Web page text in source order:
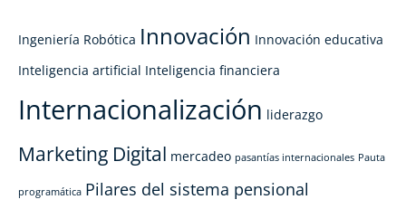
Ingeniería Robótica Innovación Innovación educativa
Inteligencia artificial Inteligencia financiera
Internacionalización liderazgo
Marketing Digital mercadeo pasantías internacionales Pauta
programática Pilares del sistema pensional